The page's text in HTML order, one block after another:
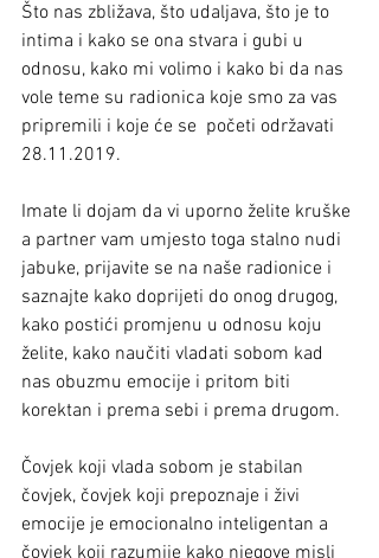
Što nas zbližava, što udaljava, što je to
intima i kako se ona stvara i gubi u
odnosu, kako mi volimo i kako bi da nas
vole teme su radionica koje smo za vas
pripremili i koje će se  početi održavati
28.11.2019.
Imate li dojam da vi uporno želite kruške
a partner vam umjesto toga stalno nudi
jabuke, prijavite se na naše radionice i
saznajte kako doprijeti do onog drugog,
kako postići promjenu u odnosu koju
želite, kako naučiti vladati sobom kad
nas obuzmu emocije i pritom biti
korektan i prema sebi i prema drugom.
Čovjek koji vlada sobom je stabilan
čovjek, čovjek koji prepoznaje i živi
emocije je emocionalno inteligentan a
čovjek koji razumije kako njegove misli